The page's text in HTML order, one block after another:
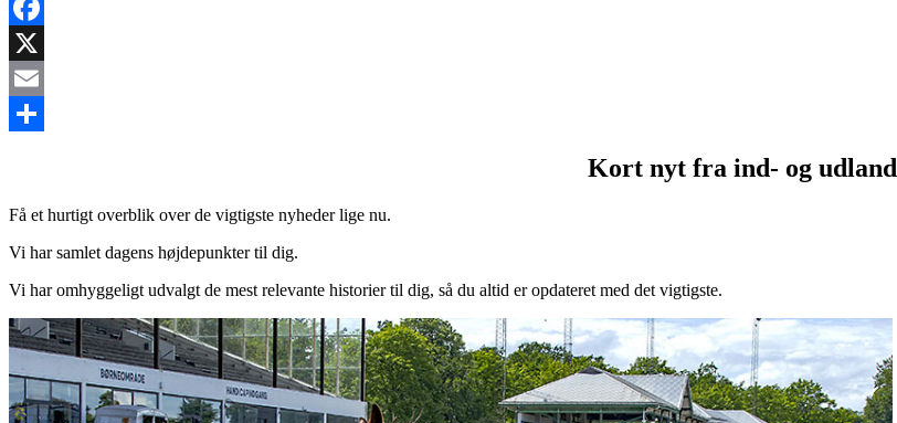
Facebook
X
Email
Kort nyt fra ind- og udland
Få et hurtigt overblik over de vigtigste nyheder lige nu.
Vi har samlet dagens højdepunkter til dig.
Vi har omhyggeligt udvalgt de mest relevante historier til dig, så du altid er opdateret med det vigtigste.